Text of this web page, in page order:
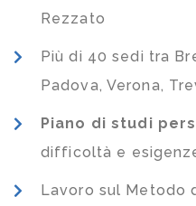
Rezzato
Più di 40 sedi tra
Padova, Verona,
Piano di studi
difficoltà e
Lavoro sul Metodo